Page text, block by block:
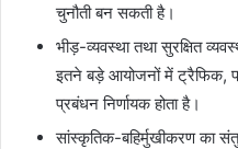
चुनौती बन सकती है।
भीड़-व्यवस्था तथा सुरक्षित
इतने बड़े आयोजनों में ट्रैफिक,
प्रबंधन निर्णायक होता है।
सांस्कृतिक-बहिर्मुखीकरण का